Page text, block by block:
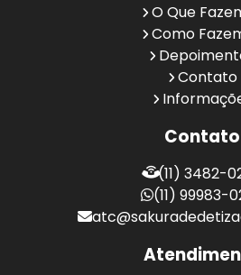
O Que
Como
Contato
Contato
(11) 3482-
(11) 99983-